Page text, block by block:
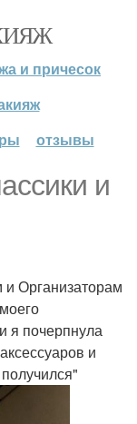
и причесок
отзывы
и
Организаторам
я почерпнула
и